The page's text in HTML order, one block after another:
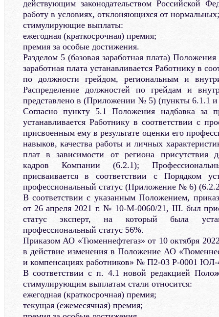
действующим законодательством Российской
работу в условиях, отклоняющихся от нормальных;
стимулирующие выплаты:
ежегодная (краткосрочная) премия;
премия за особые достижения.
Разделом 5 (базовая заработная плата) Положения
заработная плата устанавливается Работнику в
по должности грейдом, региональным и
Распределение должностей по грейдам и
представлено в (Приложении № 5) (пункты 6.1.1
Согласно пункту 5.1 Положения надбавка за
устанавливается Работнику в соответствии с
присвоенным ему в результате оценки его
навыков, качества работы и личных
плат в зависимости от региона присутствия
кадров Компании (6.2.1);
присваивается в соответствии с Порядком
профессиональный статус (Приложение № 6)
В соответствии с указанным Положением,
от 26 апреля 2021 г. № 10-М-0060/21, Ш. был
статус эксперт, на который была
профессиональный статус 56%.
Приказом АО «Тюменнефтегаз» от 10 октября
в действие изменения в Положение АО
и компенсациях работников» № П2-03 Р-0001 ЮЛ-
В соответствии с п. 4.1 новой редакцией
стимулирующим выплатам стали относится:
ежегодная (краткосрочная) премия;
текущая (ежемесячная) премия;